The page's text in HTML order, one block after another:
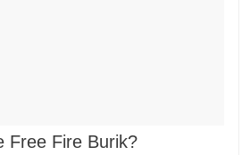
Free Fire Burik?